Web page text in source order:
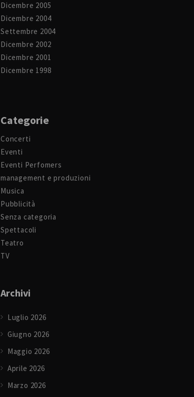
Dicembre 2005
Dicembre 2004
Settembre 2004
Dicembre 2002
Dicembre 2001
Dicembre 1998
Categorie
Concerti
Eventi
Eventi Perfomers
management e produzioni
Musica
Pubblicità
Senza categoria
Spettacoli
Teatro
TV
Archivi
Luglio 2026
Giugno 2026
Maggio 2026
Aprile 2026
Marzo 2026